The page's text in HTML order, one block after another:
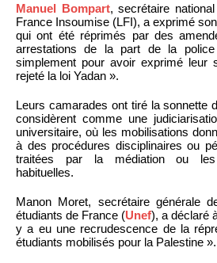
Manuel Bompart, secrétaire
France Insoumise (LFI), a exprimé
qui ont été réprimés par des
arrestations de la part de la police
simplement pour avoir exprimé leur
rejeté la loi Yadan ».
Leurs camarades ont tiré la sonnette
considèrent comme une
universitaire, où les mobilisations
à des procédures disciplinaires ou
traitées par la médiation ou les
habituelles.
Manon Moret, secrétaire générale
étudiants de France (Unef), a déclaré
y a eu une recrudescence de la
étudiants mobilisés pour la Palestine ».